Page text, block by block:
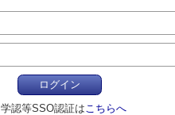
ログイン
学認等SSO認証は こちらへ